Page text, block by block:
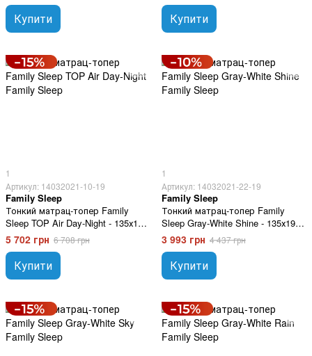
Купити Купити
1
Артикул: 14032021-10-19
Family Sleep
Тонкий матрац-топер Family
Sleep TOP Air Day-Night - 135х190
см
5 702 грн 6 708 грн
Купити
1
Артикул: 14032021-22-19
Family Sleep
Тонкий матрац-топер Family
Sleep Gray-White Shine - 135х190
см
3 993 грн 4 437 грн
Купити